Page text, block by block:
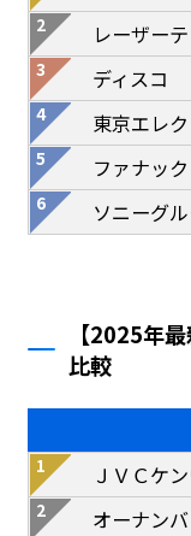
レーザー
ディスコ
東京エレ
ファナック
ソニーグ
【2025年
比較
ＪＶＣケ
オーナンバ